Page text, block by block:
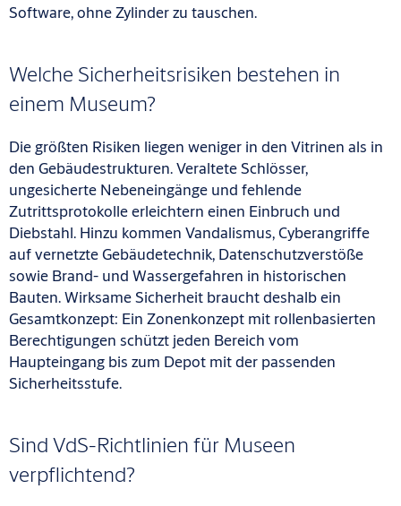
Software, ohne Zylinder zu tauschen.
Welche Sicherheitsrisiken bestehen in
einem Museum?
Die größten Risiken liegen weniger in den Vitrinen als in
den Gebäudestrukturen. Veraltete Schlösser,
ungesicherte Nebeneingänge und fehlende
Zutrittsprotokolle erleichtern einen Einbruch und
Diebstahl. Hinzu kommen Vandalismus, Cyberangriffe
auf vernetzte Gebäudetechnik, Datenschutzverstöße
sowie Brand- und Wassergefahren in historischen
Bauten. Wirksame Sicherheit braucht deshalb ein
Gesamtkonzept: Ein Zonenkonzept mit rollenbasierten
Berechtigungen schützt jeden Bereich vom
Haupteingang bis zum Depot mit der passenden
Sicherheitsstufe.
Sind VdS-Richtlinien für Museen
verpflichtend?